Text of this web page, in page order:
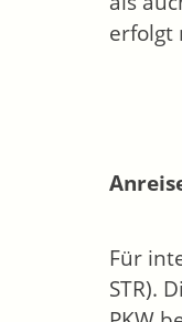
erfolgt
Für
STR).